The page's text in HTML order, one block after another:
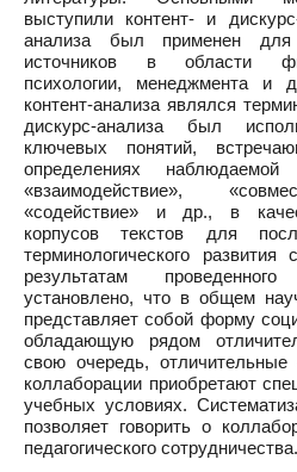
выступили контент- и
анализа был применен
источников в области
психологии, менеджмента и
контент-анализа являлся
дискурс-анализа был
ключевых понятий,
определениях
«взаимодействие»,
«содействие» и др., в
корпусов текстов для
терминологического
результатам
установлено, что в общем
представляет собой форму
обладающую рядом
свою очередь, отличительные
коллаборации приобретают
учебных условиях.
позволяет говорить о
педагогического сотрудничества.